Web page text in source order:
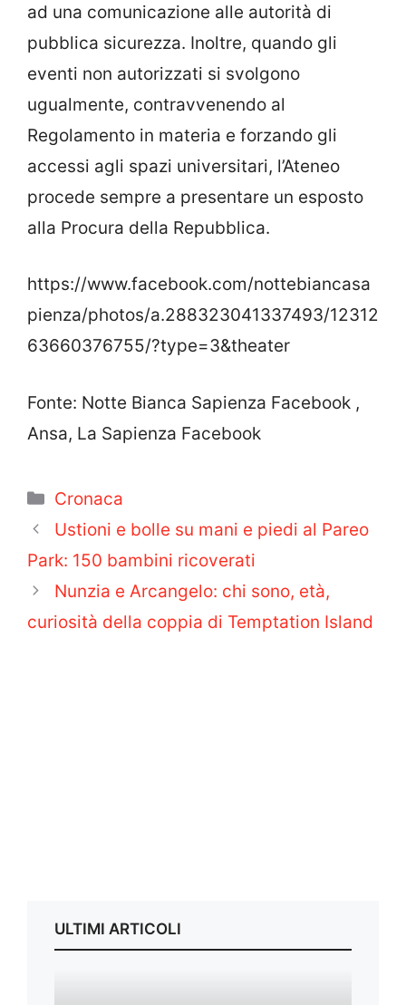
ad una comunicazione alle autorità di
pubblica sicurezza. Inoltre, quando gli
eventi non autorizzati si svolgono
ugualmente, contravvenendo al
Regolamento in materia e forzando gli
accessi agli spazi universitari, l’Ateneo
procede sempre a presentare un esposto
alla Procura della Repubblica.
https://www.facebook.com/nottebiancasa
pienza/photos/a.288323041337493/12312
63660376755/?type=3&theater
Fonte: Notte Bianca Sapienza Facebook ,
Ansa, La Sapienza Facebook
Categorie
Cronaca
Ustioni e bolle su mani e piedi al Pareo
Park: 150 bambini ricoverati
Nunzia e Arcangelo: chi sono, età,
curiosità della coppia di Temptation Island
ULTIMI ARTICOLI